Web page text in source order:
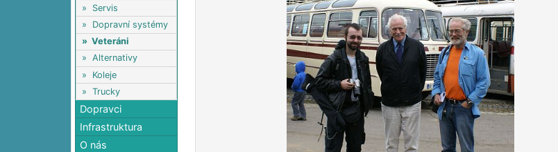
» Servis
» Dopravní systémy
» Veteráni
» Alternativy
» Koleje
» Trucky
Dopravci
Infrastruktura
O nás